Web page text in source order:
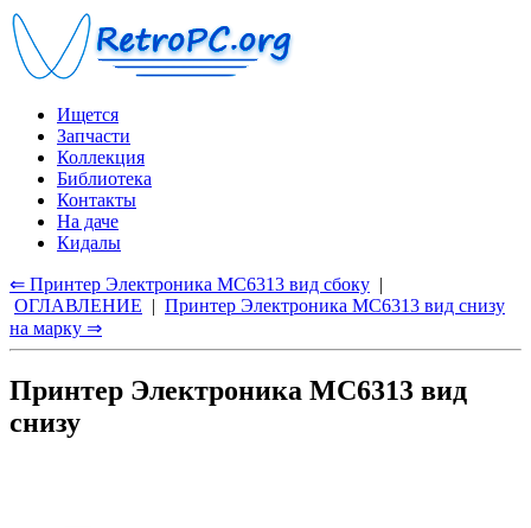
Ищется
Запчасти
Коллекция
Библиотека
Контакты
На даче
Кидалы
⇐ Принтер Электроника МС6313 вид сбоку |
ОГЛАВЛЕНИЕ | Принтер Электроника МС6313 вид снизу
на марку ⇒
Принтер Электроника МС6313 вид
снизу